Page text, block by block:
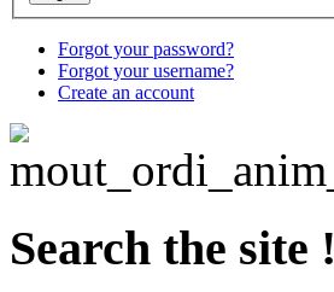
Forgot your password?
Forgot your username?
Create an account
Search the site !